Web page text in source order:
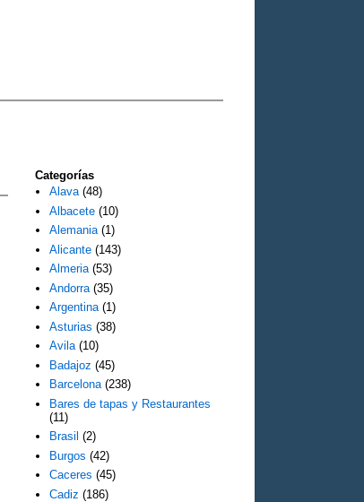
Categorías
Alava (48)
Albacete (10)
Alemania (1)
Alicante (143)
Almeria (53)
Andorra (35)
Argentina (1)
Asturias (38)
Avila (10)
Badajoz (45)
Barcelona (238)
Bares de tapas y Restaurantes
(11)
Brasil (2)
Burgos (42)
Caceres (45)
Cadiz (186)